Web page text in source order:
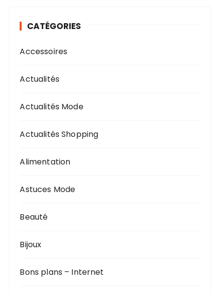
CATÉGORIES
Accessoires
Actualités
Actualités Mode
Actualités Shopping
Alimentation
Astuces Mode
Beauté
Bijoux
Bons plans – Internet